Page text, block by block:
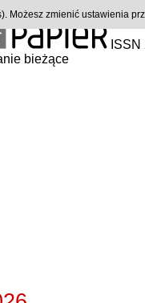
bieżące
Możesz zmienić ustawienia